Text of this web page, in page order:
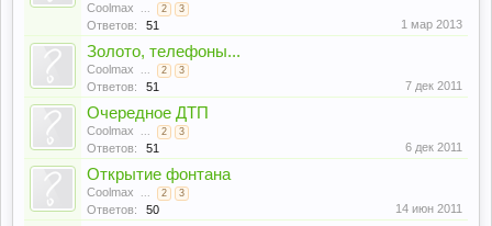
Coolmax ... 2 3
Ответов: 51 1 мар 2013
Золото, телефоны...
Coolmax ... 2 3
Ответов: 51 7 дек 2011
Очередное ДТП
Coolmax ... 2 3
Ответов: 51 6 дек 2011
Открытие фонтана
Coolmax ... 2 3
Ответов: 50 14 июн 2011